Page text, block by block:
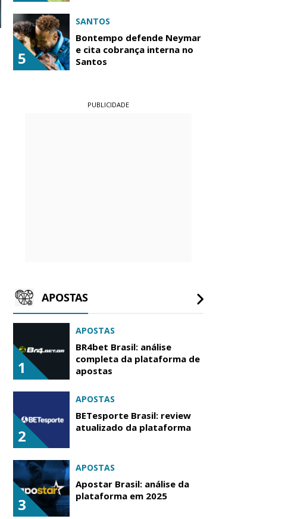
5
SANTOS
Bontempo defende Neymar
e cita cobrança interna no
Santos
PUBLICIDADE
APOSTAS
1
APOSTAS
BR4bet Brasil: análise
completa da plataforma de
apostas
2
APOSTAS
BETesporte Brasil: review
atualizado da plataforma
3
APOSTAS
Apostar Brasil: análise da
plataforma em 2025